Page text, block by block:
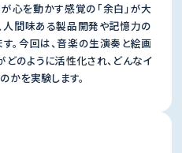
心を動かす感覚の「余白」が大
人間味ある製品開発や記憶力の
。今回は、音楽の生演奏と絵画
どのように活性化され、どんなイ
かを実験します。